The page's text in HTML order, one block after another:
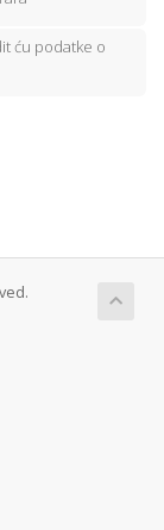
ću podatke o